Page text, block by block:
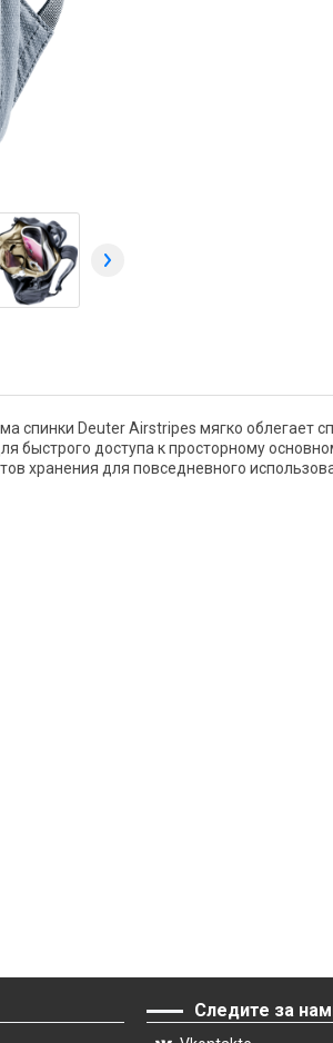
спинки Deuter Airstripes мягко облегает
быстрого доступа к просторному
хранения для повседневного
Следите за